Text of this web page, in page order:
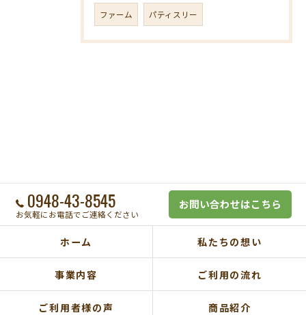
ファーム パティスリー
0948-43-8545
お気軽にお電話でご連絡ください
お問い合わせはこちら
ホーム 私たちの想い
事業内容 ご利用の流れ
ご利用者様の声 商品紹介